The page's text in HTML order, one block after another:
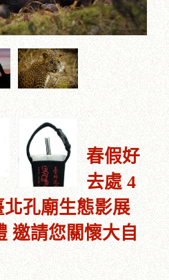
春假好
去處 4
孔廟生態影展
邀請您關懷大自